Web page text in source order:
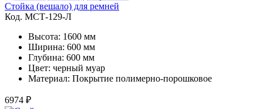
Стойка (вешало) для ремней
Код. MСТ-129-Л
Высота: 1600 мм
Ширина: 600 мм
Глубина: 600 мм
Цвет: черный муар
Материал: Покрытие полимерно-порошковое
6974 ₽